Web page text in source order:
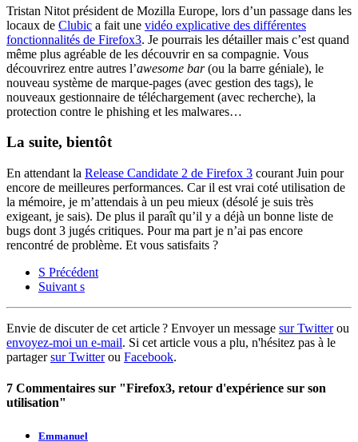
Tristan Nitot président de Mozilla Europe, lors d’un passage dans les
locaux de Clubic a fait une vidéo explicative des différentes
fonctionnalités de Firefox3. Je pourrais les détailler mais c’est quand
même plus agréable de les découvrir en sa compagnie. Vous
découvrirez entre autres l’awesome bar(ou la barre géniale), le
nouveau système de marque-pages (avec gestion des tags), le
nouveaux gestionnaire de téléchargement (avec recherche), la
protection contre le phishing et les malwares…
La suite, bientôt
En attendant la Release Candidate 2 de Firefox 3 courant Juin pour
encore de meilleures performances. Car il est vrai coté utilisation de
la mémoire, je m’attendais à un peu mieux (désolé je suis très
exigeant, je sais). De plus il paraît qu’il y a déjà un bonne liste de
bugs dont 3 jugés critiques. Pour ma part je n’ai pas encore
rencontré de problème. Et vous satisfaits ?
S Précédent
Suivant s
Envie de discuter de cet article ? Envoyer un message sur Twitterou
envoyez-moi un e-mail. Si cet article vous a plu, n'hésitez pas à le
partagersur Twitterou Facebook.
7 Commentaires sur "Firefox3, retour d'expérience sur son
utilisation"
Emmanuel